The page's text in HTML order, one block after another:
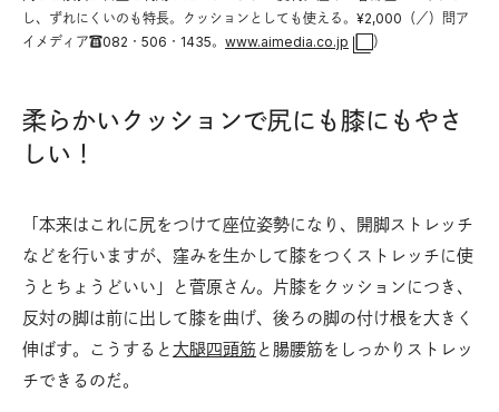
し、ずれにくいのも特長。クッションとしても使える。¥2,000（／）問ア
イメディア☎082・506・1435。 www.aimedia.co.jp ）
柔らかいクッションで尻にも膝にもやさ
しい！
「本来はこれに尻をつけて座位姿勢になり、開脚ストレッチ
などを行いますが、窪みを生かして膝をつくストレッチに使
うとちょうどいい」と菅原さん。片膝をクッションにつき、
反対の脚は前に出して膝を曲げ、後ろの脚の付け根を大きく
伸ばす。こうすると大腿四頭筋と腸腰筋をしっかりストレッ
チできるのだ。